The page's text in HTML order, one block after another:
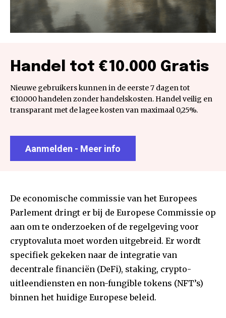
Handel tot €10.000 Gratis
Nieuwe gebruikers kunnen in de eerste 7 dagen tot
€10.000 handelen zonder handelskosten. Handel veilig en
transparant met de lagee kosten van maximaal 0,25%.
Aanmelden - Meer info
De economische commissie van het Europees
Parlement dringt er bij de Europese Commissie op
aan om te onderzoeken of de regelgeving voor
cryptovaluta moet worden uitgebreid. Er wordt
specifiek gekeken naar de integratie van
decentrale financiën (DeFi), staking, crypto-
uitleendiensten en non-fungible tokens (NFT’s)
binnen het huidige Europese beleid.